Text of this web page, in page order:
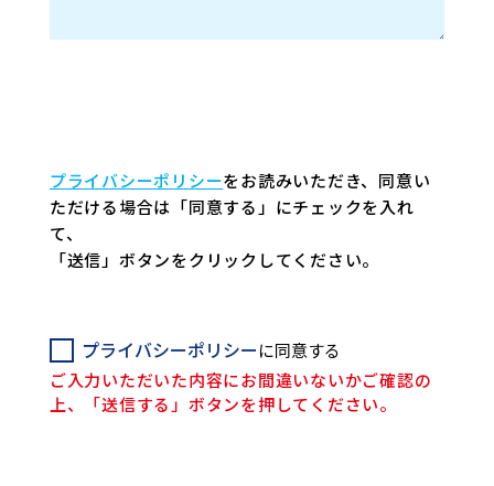
プライバシーポリシーをお読みいただき、同意い
ただける場合は「同意する」にチェックを入れ
て、
「送信」ボタンをクリックしてください。
プライバシーポリシーに同意する
ご入力いただいた内容にお間違いないかご確認の
上、「送信する」ボタンを押してください。